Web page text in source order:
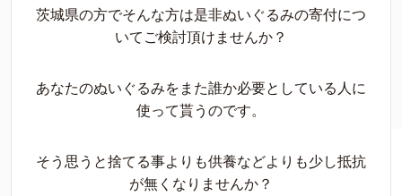
茨城県の方でそんな方は是非ぬいぐるみの寄付につ
いてご検討頂けませんか？
あなたのぬいぐるみをまた誰か必要としている人に
使って貰うのです。
そう思うと捨てる事よりも供養などよりも少し抵抗
が無くなりませんか？